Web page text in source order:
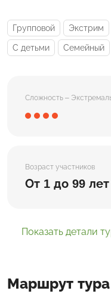
Групповой Экстрим
С детьми Семейный
Сложность –
Возраст участников
От 1 до 99 лет
Показать детали
Маршрут тура